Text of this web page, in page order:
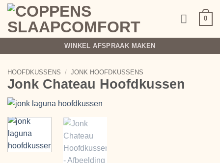
Ga
inhoud
0
WINKEL AFSPRAAK MAKEN
HOOFDKUSSENS / JONK HOOFDKUSSENS
Jonk Chateau Hoofdkussen